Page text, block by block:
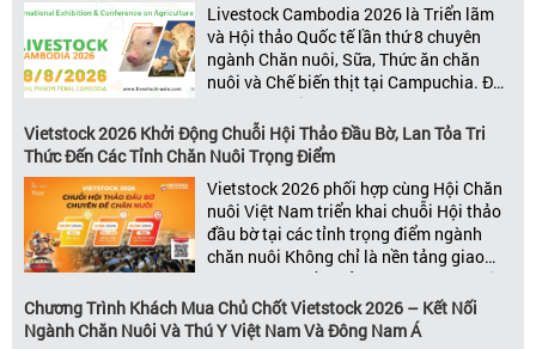
giá trị […]
Livestock Cambodia 2026 là Triển lãm
và Hội thảo Quốc tế lần thứ 8 chuyên
ngành Chăn nuôi, Sữa, Thức ăn chăn
nuôi và Chế biến thịt tại Campuchia. Đây
được đánh giá là một trong những sự
kiện thương mại thường niên uy tín và
đáng chú ý nhất của ngành nông nghiệp
– chăn […]
Vietstock 2026 Khởi Động Chuỗi Hội Thảo Đầu Bờ, Lan Tỏa Tri
Thức Đến Các Tỉnh Chăn Nuôi Trọng Điểm
Vietstock 2026 phối hợp cùng Hội Chăn
nuôi Việt Nam triển khai chuỗi Hội thảo
đầu bờ tại các tỉnh trọng điểm ngành
chăn nuôi Không chỉ là nền tảng giao
thương hàng đầu của ngành chăn nuôi
và thú y, Vietstock còn là triển lãm duy
nhất tại Việt Nam tổ chức thường niên
Chương Trình Khách Mua Chủ Chốt Vietstock 2026 – Kết Nối
Ngành Chăn Nuôi Và Thú Y Việt Nam Và Đông Nam Á